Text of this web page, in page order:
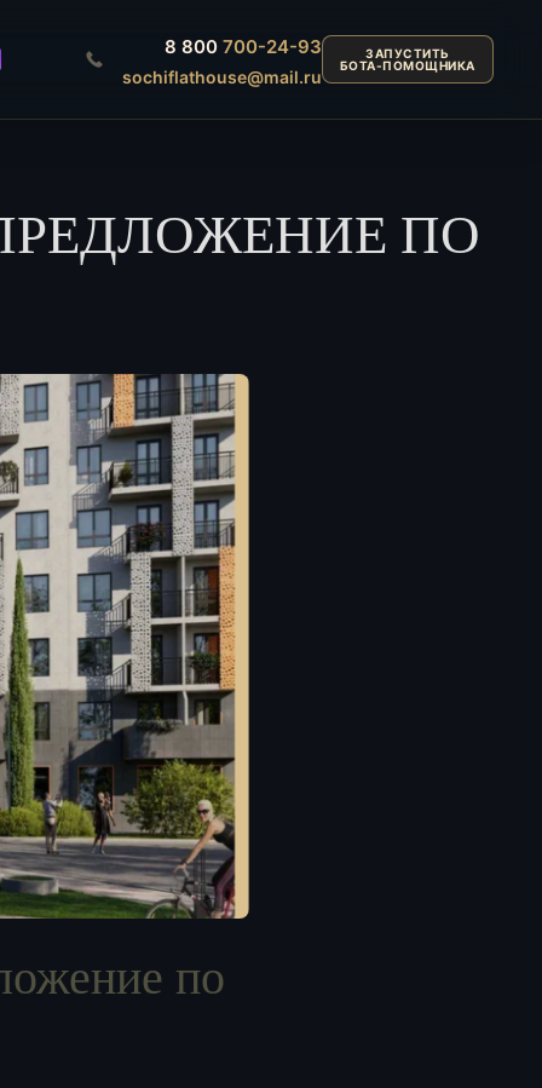
8 800700-24-93
sochiflathouse@mail.ru
ЗАПУСТИТЬ
БОТА-ПОМОЩНИКА
ПО
по